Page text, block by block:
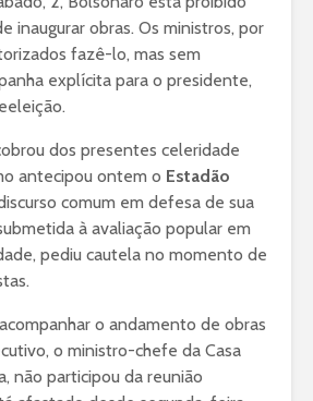
inaugurar obras. Os ministros, por
fazê-lo, mas sem
explícita para o presidente,
dos presentes celeridade
antecipou ontem o Estadão
comum em defesa de sua
à avaliação popular em
pediu cautela no momento de
o andamento de obras
o ministro-chefe da Casa
não participou da reunião